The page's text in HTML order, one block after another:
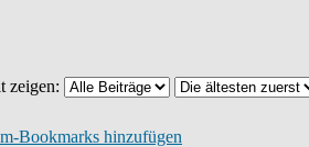
zeigen:
Bookmarks hinzufügen